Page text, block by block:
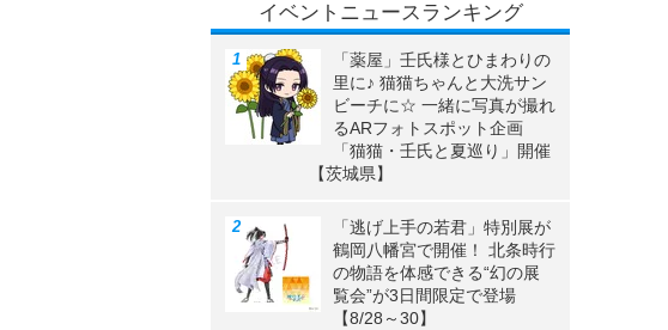
イベントニュースランキング
「薬屋」壬氏様とひまわりの
里に♪ 猫猫ちゃんと大洗サン
ビーチに☆ 一緒に写真が撮れ
るARフォトスポット企画
「猫猫・壬氏と夏巡り」開催
【茨城県】
「逃げ上手の若君」特別展が
鶴岡八幡宮で開催！ 北条時行
の物語を体感できる“幻の展
覧会”が3日間限定で登場
【8/28～30】